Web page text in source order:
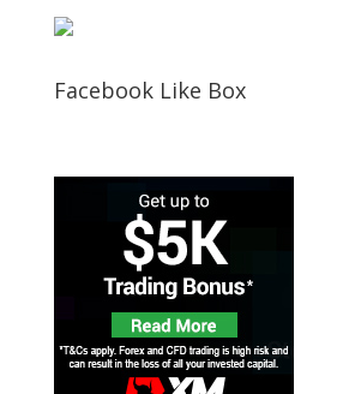
Facebook Like Box